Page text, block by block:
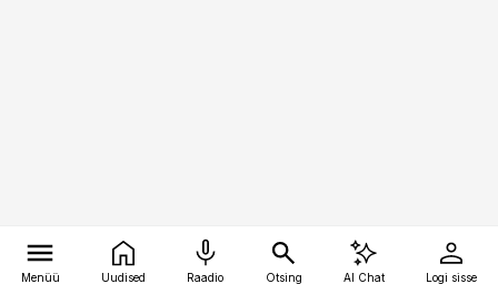
Menüü Uudised Raadio Otsing AI Chat Logi sisse